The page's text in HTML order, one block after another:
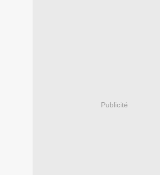
Publicité